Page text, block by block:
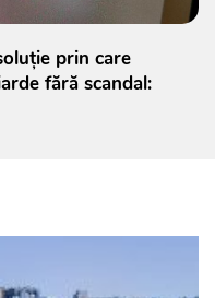
prin care
fără scandal: